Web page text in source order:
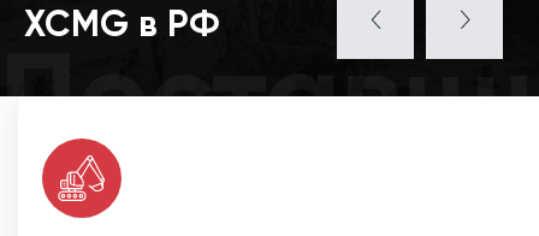
XCMG в РФ